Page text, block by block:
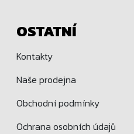
OSTATNÍ
Kontakty
Naše prodejna
Obchodní podmínky
Ochrana osobních údajů